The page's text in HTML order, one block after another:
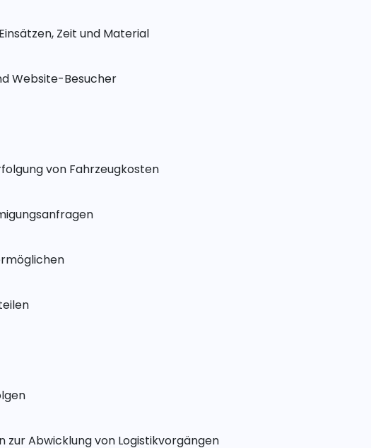
Zeit und Material
Website-Besucher
von Fahrzeugkosten
Abwicklung von Logistikvorgängen